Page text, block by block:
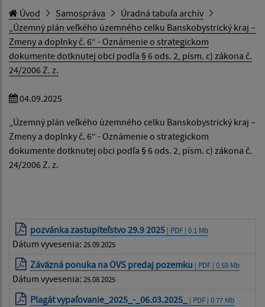
Úvod Samospráva
Úradná tabuľa archív
„Územný plán veľkého územného celku Banskobystrický kraj –
Zmeny a doplnky č. 6“ - Oznámenie o strategickom
dokumente dotknutej obci podľa § 6 ods. 2, písm. c) zákona č.
24/2006 Z. z.
04.09.2025
„Územný plán veľkého územného celku Banskobystrický kraj –
Zmeny a doplnky č. 6“ - Oznámenie o strategickom
dokumente dotknutej obci podľa § 6 ods. 2, písm. c) zákona č.
24/2006 Z. z.
pozvánka zastupiteľstvo 29.9 2025 | PDF | 0.1 Mb
Dátum vyvesenia: 25.09.2025
Záväzná ponuka na OVS predaj pozemku | PDF | 0.59 Mb
Dátum vyvesenia: 25.08.2025
Plagát vypaľovanie_2025_-_06.03.2025_ | PDF | 0.77 Mb